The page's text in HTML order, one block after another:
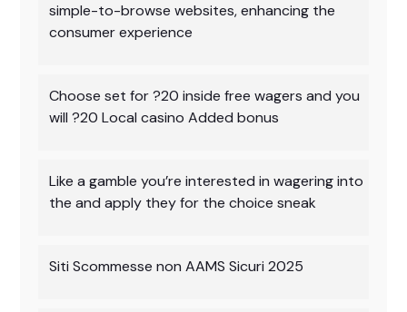
simple-to-browse websites, enhancing the
consumer experience
Choose set for ?20 inside free wagers and you
will ?20 Local casino Added bonus
Like a gamble you’re interested in wagering into
the and apply they for the choice sneak
Siti Scommesse non AAMS Sicuri 2025